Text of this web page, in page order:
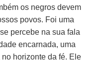
os negros devem
povos. Foi uma
percebe na sua fala
encarnada, uma
horizonte da fé. Ele